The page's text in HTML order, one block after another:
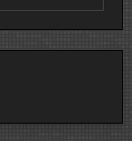
Project